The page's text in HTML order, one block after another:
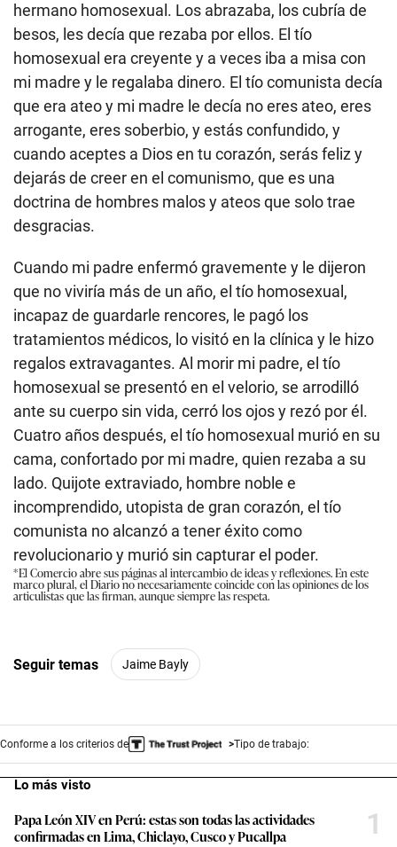
hermano homosexual. Los abrazaba, los cubría de
besos, les decía que rezaba por ellos. El tío
homosexual era creyente y a veces iba a misa con
mi madre y le regalaba dinero. El tío comunista decía
que era ateo y mi madre le decía no eres ateo, eres
arrogante, eres soberbio, y estás confundido, y
cuando aceptes a Dios en tu corazón, serás feliz y
dejarás de creer en el comunismo, que es una
doctrina de hombres malos y ateos que solo trae
desgracias.
Cuando mi padre enfermó gravemente y le dijeron
que no viviría más de un año, el tío homosexual,
incapaz de guardarle rencores, le pagó los
tratamientos médicos, lo visitó en la clínica y le hizo
regalos extravagantes. Al morir mi padre, el tío
homosexual se presentó en el velorio, se arrodilló
ante su cuerpo sin vida, cerró los ojos y rezó por él.
Cuatro años después, el tío homosexual murió en su
cama, confortado por mi madre, quien rezaba a su
lado. Quijote extraviado, hombre noble e
incomprendido, utopista de gran corazón, el tío
comunista no alcanzó a tener éxito como
revolucionario y murió sin capturar el poder.
*El Comercio abre sus páginas al intercambio de ideas y reflexiones. En este
marco plural, el Diario no necesariamente coincide con las opiniones de los
articulistas que las firman, aunque siempre las respeta.
Seguir temas Jaime Bayly
Conforme a los criterios de Tipo de trabajo:
Lo más visto
Papa León XIV en Perú: estas son todas las actividades
confirmadas en Lima, Chiclayo, Cusco y Pucallpa
1